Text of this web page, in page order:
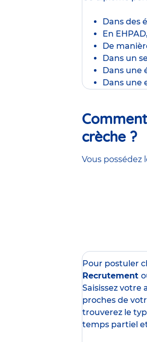
Dans des
En EHPAD,
De
Dans un
Dans une
Dans une
crèche ?
Vous possédez
Pour postuler
Recrutement
Saisissez votre
proches de
trouverez le
temps partiel